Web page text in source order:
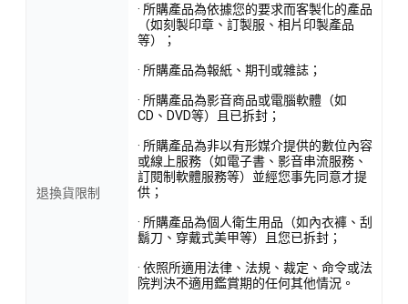
退換貨限制
· 所購產品為依據您的要求而客製化的產品
（如刻製印章、訂製服、相片印製產品
等）；
· 所購產品為報紙、期刊或雜誌；
· 所購產品為影音商品或電腦軟體（如
CD、DVD等）且已拆封；
· 所購產品為非以有形媒介提供的數位內容
或線上服務（如電子書、影音串流服務、
訂閱制軟體服務等）並經您事先同意才提
供；
· 所購產品為個人衛生用品（如內衣褲、刮
鬍刀、穿戴式美甲等）且您已拆封；
· 依照所適用法律、法規、裁定、命令或法
院判決不適用鑑賞期的任何其他情況。